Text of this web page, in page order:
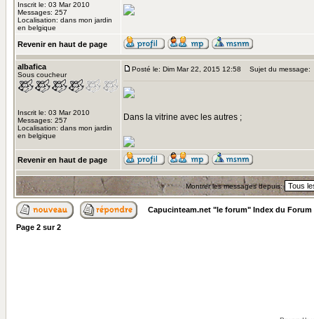
Inscrit le: 03 Mar 2010
Messages: 257
Localisation: dans mon jardin
en belgique
Revenir en haut de page
albafica
Sous coucheur
Inscrit le: 03 Mar 2010
Messages: 257
Localisation: dans mon jardin
en belgique
Posté le: Dim Mar 22, 2015 12:58 Sujet du message:
Dans la vitrine avec les autres ;
Revenir en haut de page
Montrer les messages depuis:
Capucinteam.net "le forum" Index du Forum
Page 2 sur2